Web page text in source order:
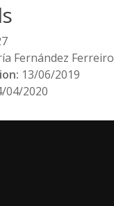
Fernández Ferreiro
13/06/2019
04/2020